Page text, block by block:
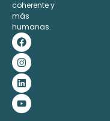
coherente y
más
humanas.
F
a
c
e
b
o
o
k
I
n
s
t
a
g
r
a
m
L
i
n
k
e
d
i
n
Y
o
u
t
u
b
e